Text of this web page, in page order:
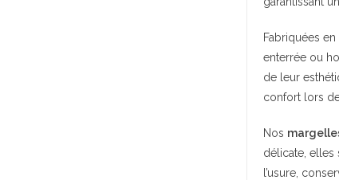
Fabriquées en
enterrée ou
de leur
confort lors
Nos
délicate, elles
l’usure,